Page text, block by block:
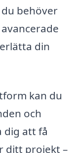
behöver
din
kan du
och
dig att få
ditt projekt –